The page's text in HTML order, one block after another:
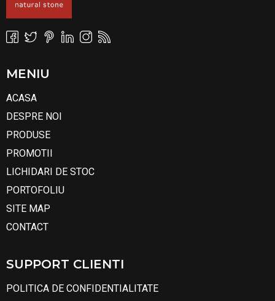
MENIU
ACASA
DESPRE NOI
PRODUSE
PROMOTII
LICHIDARI DE STOC
PORTOFOLIU
SITE MAP
CONTACT
SUPPORT CLIENTI
POLITICA DE CONFIDENTIALITATE